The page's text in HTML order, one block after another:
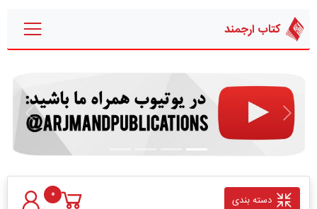
کتاب ارجمند
قبلی بعدی
دسته بندی 0